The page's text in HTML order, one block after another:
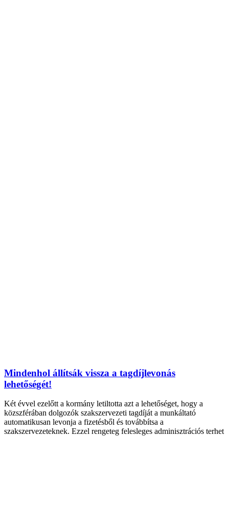
Mindenhol állítsák vissza a tagdíjlevonás
lehetőségét!
Két évvel ezelőtt a kormány letiltotta azt a lehetőséget, hogy a
közszférában dolgozók szakszervezeti tagdíját a munkáltató
automatikusan levonja a fizetésből és továbbítsa a
szakszervezeteknek. Ezzel rengeteg felesleges adminisztrációs terhet